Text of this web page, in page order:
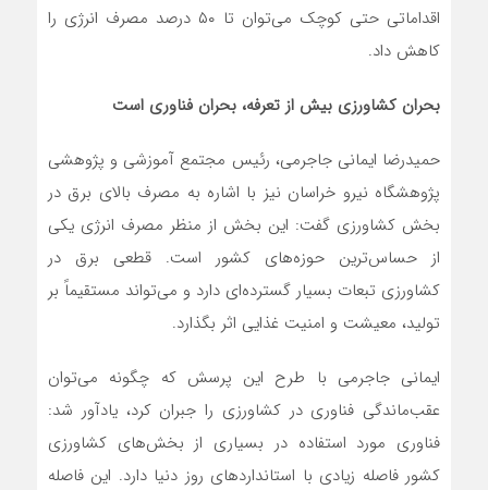
اقداماتی حتی کوچک می‌توان تا ۵۰ درصد مصرف انرژی را
کاهش داد.
بحران کشاورزی بیش از تعرفه، بحران فناوری است
حمیدرضا ایمانی جاجرمی، رئیس مجتمع آموزشی و پژوهشی
پژوهشگاه نیرو خراسان نیز با اشاره به مصرف بالای برق در
بخش کشاورزی گفت: این بخش از منظر مصرف انرژی یکی
از حساس‌ترین حوزه‌های کشور است. قطعی برق در
کشاورزی تبعات بسیار گسترده‌ای دارد و می‌تواند مستقیماً بر
تولید، معیشت و امنیت غذایی اثر بگذارد.
ایمانی جاجرمی با طرح این پرسش که چگونه می‌توان
عقب‌ماندگی فناوری در کشاورزی را جبران کرد، یادآور شد:
فناوری مورد استفاده در بسیاری از بخش‌های کشاورزی
کشور فاصله زیادی با استانداردهای روز دنیا دارد. این فاصله